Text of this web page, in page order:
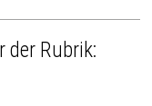
der Rubrik: